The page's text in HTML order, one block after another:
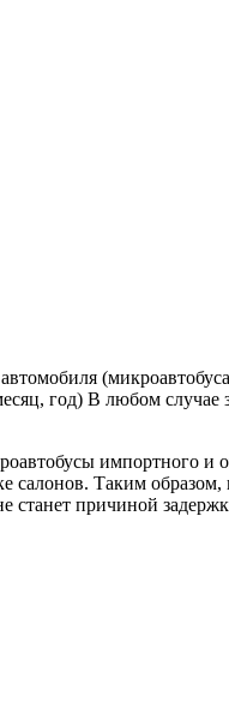
год) В любом случае
импортного и
салонов. Таким
станет причиной